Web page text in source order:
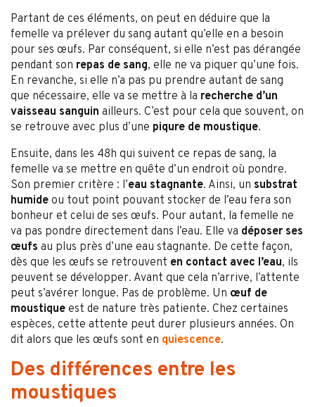
Partant de ces éléments, on peut en déduire que la
femelle va prélever du sang autant qu’elle en a besoin
pour ses œufs. Par conséquent, si elle n’est pas dérangée
pendant son repas de sang, elle ne va piquer qu’une fois.
En revanche, si elle n’a pas pu prendre autant de sang
que nécessaire, elle va se mettre à la recherche d’un
vaisseau sanguin ailleurs. C’est pour cela que souvent, on
se retrouve avec plus d’une piqure de moustique.
Ensuite, dans les 48h qui suivent ce repas de sang, la
femelle va se mettre en quête d’un endroit où pondre.
Son premier critère : l’eau stagnante. Ainsi, un substrat
humide ou tout point pouvant stocker de l’eau fera son
bonheur et celui de ses œufs. Pour autant, la femelle ne
va pas pondre directement dans l’eau. Elle va déposer ses
œufs au plus près d’une eau stagnante. De cette façon,
dès que les œufs se retrouvent en contact avec l’eau, ils
peuvent se développer. Avant que cela n’arrive, l’attente
peut s’avérer longue. Pas de problème. Un œuf de
moustique est de nature très patiente. Chez certaines
espèces, cette attente peut durer plusieurs années. On
dit alors que les œufs sont en quiescence.
Des différences entre les
moustiques